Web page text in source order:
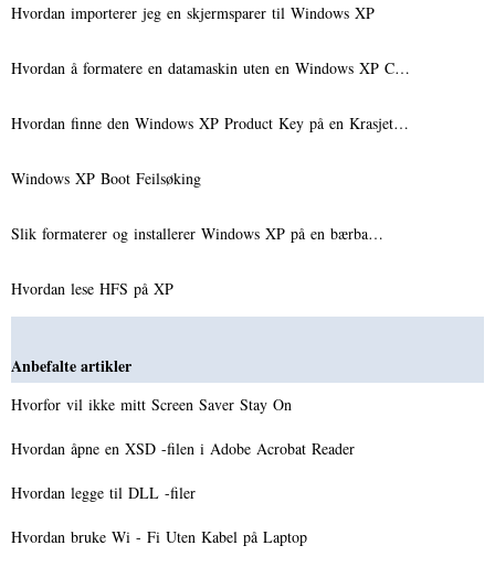
Hvordan importerer jeg en skjermsparer til Windows XP
Hvordan å formatere en datamaskin uten en Windows XP C…
Hvordan finne den Windows XP Product Key på en Krasjet…
Windows XP Boot Feilsøking
Slik formaterer og installerer Windows XP på en bærba…
Hvordan lese HFS på XP
Anbefalte artikler
Hvorfor vil ikke mitt Screen Saver Stay On
Hvordan åpne en XSD -filen i Adobe Acrobat Reader
Hvordan legge til DLL -filer
Hvordan bruke Wi - Fi Uten Kabel på Laptop